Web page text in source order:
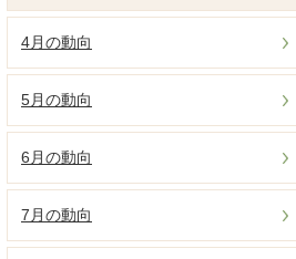
4月の動向
5月の動向
6月の動向
7月の動向